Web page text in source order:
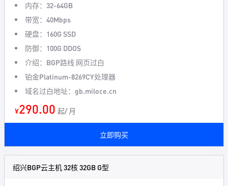
内存：32-64GB
带宽：40Mbps
硬盘：160G SSD
防御：100G DDOS
介绍：BGP路线 网页过白
铂金Platinum-8269CY处理器
域名过白地址：gb.miloce.cn
¥290.00 起/ 月
立即购买
绍兴BGP云主机 32核 32GB G型